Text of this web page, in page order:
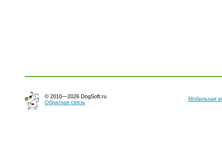
© 2010—2026 DogSoft.ru
Обратная связь
Мобильная